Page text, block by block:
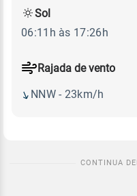
Rajada de vento
NNW - 23km/h
Sol
06:11h às 17:26h